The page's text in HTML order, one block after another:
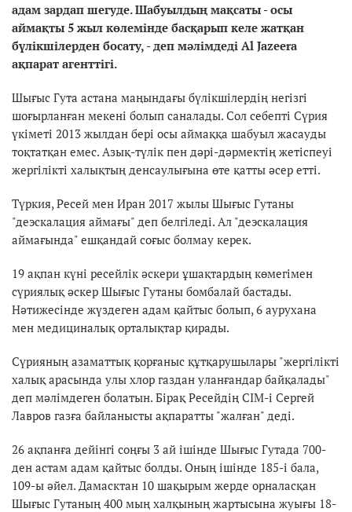
адам зардап шегуде. Шабуылдың мақсаты - осы
аймақты 5 жыл көлемінде басқарып келе жатқан
бүлікшілерден босату, - деп мәлімдеді Al Jazeera
ақпарат агенттігі.
Шығыс Гута астана маңындағы бүлікшілердің негізгі
шоғырланған мекені болып саналады. Сол себепті Сүрия
үкіметі 2013 жылдан бері осы аймаққа шабуыл жасауды
тоқтатқан емес. Азық-түлік пен дәрі-дәрмектің жетіспеуі
жергілікті халықтың денсаулығына өте қатты әсер етті.
Түркия, Ресей мен Иран 2017 жылы Шығыс Гутаны
"деэскалация аймағы" деп белгіледі. Ал "деэскалация
аймағында" ешқандай соғыс болмау керек.
19 ақпан күні ресейлік әскери ұшақтардың көмегімен
сүриялық әскер Шығыс Гутаны бомбалай бастады.
Нәтижесінде жүздеген адам қайтыс болып, 6 аурухана
мен медициналық орталықтар қирады.
Сүрияның азаматтық қорғаныс құтқарушылары "жергілікті
халық арасында улы хлор газдан уланғандар байқалады"
деп мәлімдеген болатын. Бірақ Ресейдің СІМ-і Сергей
Лавров газға байланысты ақпаратты "жалған" деді.
26 ақпанға дейінгі соңғы 3 ай ішінде Шығыс Гутада 700-
ден астам адам қайтыс болды. Оның ішінде 185-і бала,
109-ы әйел. Дамасктан 10 шақырым жерде орналасқан
Шығыс Гутаның 400 мың халқының жартысына жуығы 18-